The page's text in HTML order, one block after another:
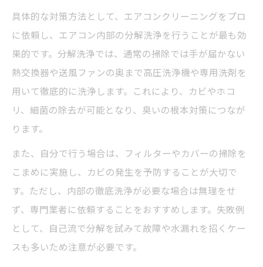
エアコンつけ始めの毎日の臭いに脱臭クリ
ーニングを活用
エアコンクリーニングで取れない臭いへの
対策法
自己流掃除で臭いが消えない理由と対策法
エアコンクリーニングをしても臭いが取れ
自分で掃除したのにエアコン臭い時のチェ
ックポイント
自己流クリーニングで落とせないカビ臭の
理由
エアコンクリーニングのプロと自己流の違
い
具体的な対策方法として、エアコンクリーニングをプロ
に依頼し、エアコン内部の分解洗浄を行うことが最も効
果的です。分解洗浄では、通常の掃除では手が届かない
熱交換器や送風ファンの奥まで高圧洗浄機や専用洗剤を
用いて徹底的に洗浄します。これにより、カビやホコ
リ、細菌の除去が可能となり、臭いの根本対策につなが
ります。
また、自分で行う場合は、フィルターやカバーの掃除を
こまめに実施し、カビの発生を予防することが大切で
す。ただし、内部の徹底洗浄が必要な場合は無理をせ
ず、専門業者に依頼することをおすすめします。失敗例
として、自己流で分解を試みて故障や水漏れを招くケー
スも多いため注意が必要です。